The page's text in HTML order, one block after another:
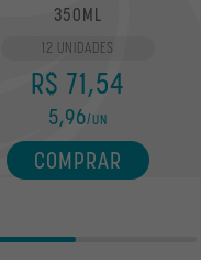
350ML
12 UNIDADES
R$ 71,54
5,96/UN
COMPRAR